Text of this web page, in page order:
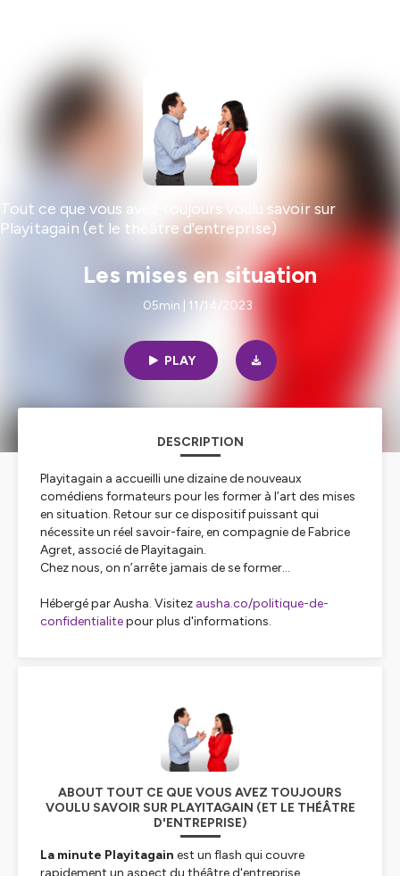
Tout ce que vous avez toujours voulu savoir sur
Playitagain (et le théâtre d'entreprise)
Les mises en situation
05min | 11/14/2023
PLAY
DESCRIPTION
Playitagain a accueilli une dizaine de nouveaux
comédiens formateurs pour les former à l’art des mises
en situation. Retour sur ce dispositif puissant qui
nécessite un réel savoir-faire, en compagnie de Fabrice
Agret, associé de Playitagain.
Chez nous, on n’arrête jamais de se former…
Hébergé par Ausha. Visitez ausha.co/politique-de-
confidentialitepour plus d'informations.
ABOUT TOUT CE QUE VOUS AVEZ TOUJOURS
VOULU SAVOIR SUR PLAYITAGAIN (ET LE THÉÂTRE
D'ENTREPRISE)
La minute Playitagain est un flash qui couvre
rapidement un aspect du théâtre d'entreprise